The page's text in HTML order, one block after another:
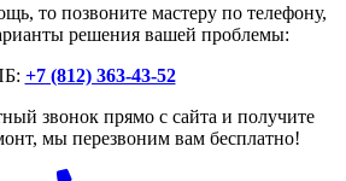
то позвоните мастеру по телефону,
решения вашей проблемы:
+7 (812) 363-43-52
звонок прямо с сайта и получите
мы перезвоним вам бесплатно!